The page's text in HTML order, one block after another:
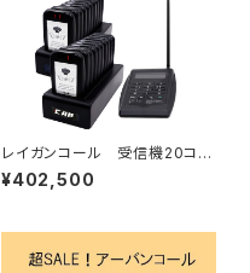
レイガンコール 受信機20コセ
ット
¥402,500